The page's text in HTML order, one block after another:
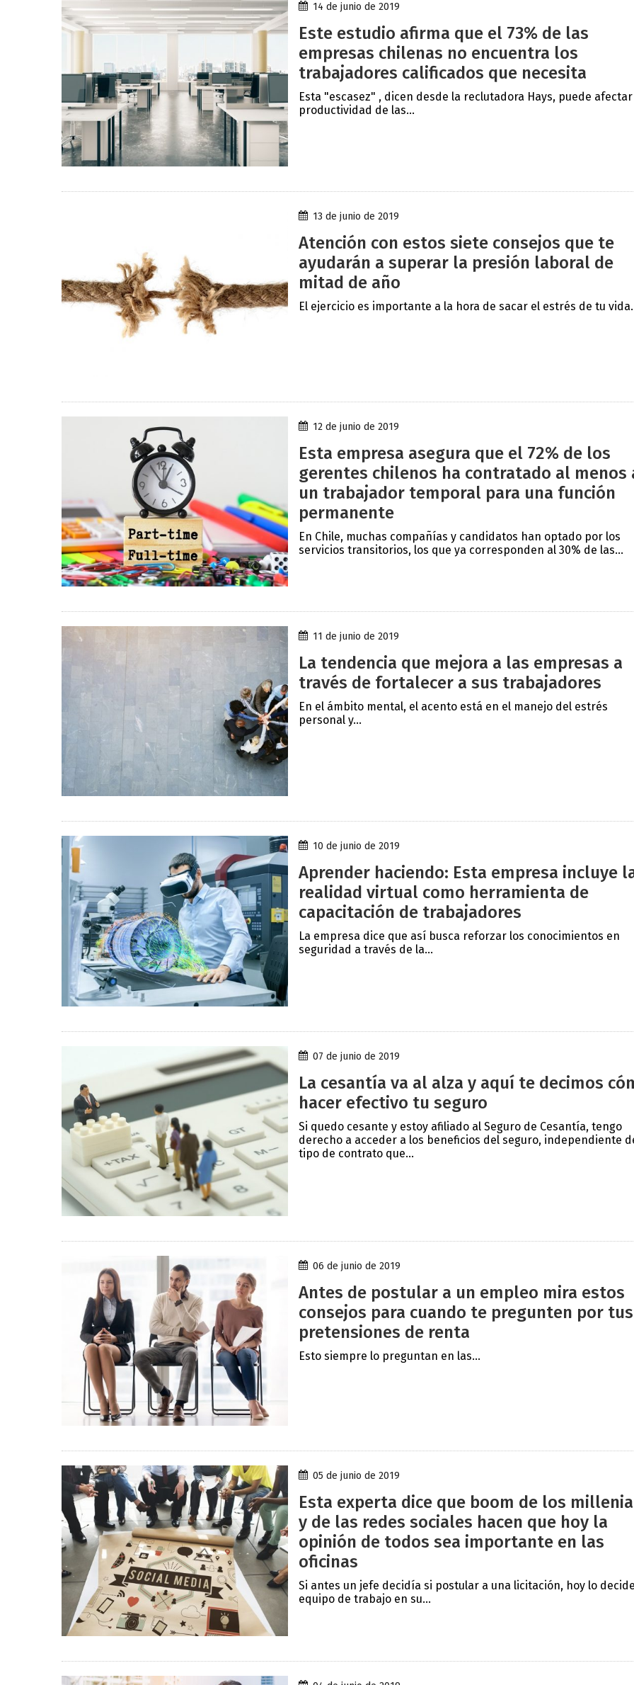
14 de junio de 2019
Este estudio afirma que el 73% de las
empresas chilenas no encuentra los
trabajadores calificados que necesita
Esta "escasez" , dicen desde la reclutadora Hays, puede
productividad de las...
13 de junio de 2019
Atención con estos siete consejos que te
ayudarán a superar la presión laboral de
mitad de año
El ejercicio es importante a la hora de sacar el estrés de tu
12 de junio de 2019
Esta empresa asegura que el 72% de los
gerentes chilenos ha contratado al menos
un trabajador temporal para una función
permanente
En Chile, muchas compañías y candidatos han optado por los
servicios transitorios, los que ya corresponden al 30% de las...
11 de junio de 2019
La tendencia que mejora a las empresas a
través de fortalecer a sus trabajadores
En el ámbito mental, el acento está en el manejo del estrés
personal y...
10 de junio de 2019
Aprender haciendo: Esta empresa incluye
realidad virtual como herramienta de
capacitación de trabajadores
La empresa dice que así busca reforzar los conocimientos en
seguridad a través de la...
07 de junio de 2019
La cesantía va al alza y aquí te decimos
hacer efectivo tu seguro
Si quedo cesante y estoy afiliado al Seguro de Cesantía, tengo
derecho a acceder a los beneficios del seguro, independiente
tipo de contrato que...
06 de junio de 2019
Antes de postular a un empleo mira estos
consejos para cuando te pregunten por tus
pretensiones de renta
Esto siempre lo preguntan en las...
05 de junio de 2019
Esta experta dice que boom de los
y de las redes sociales hacen que hoy la
opinión de todos sea importante en las
oficinas
Si antes un jefe decidía si postular a una licitación, hoy lo
equipo de trabajo en su...